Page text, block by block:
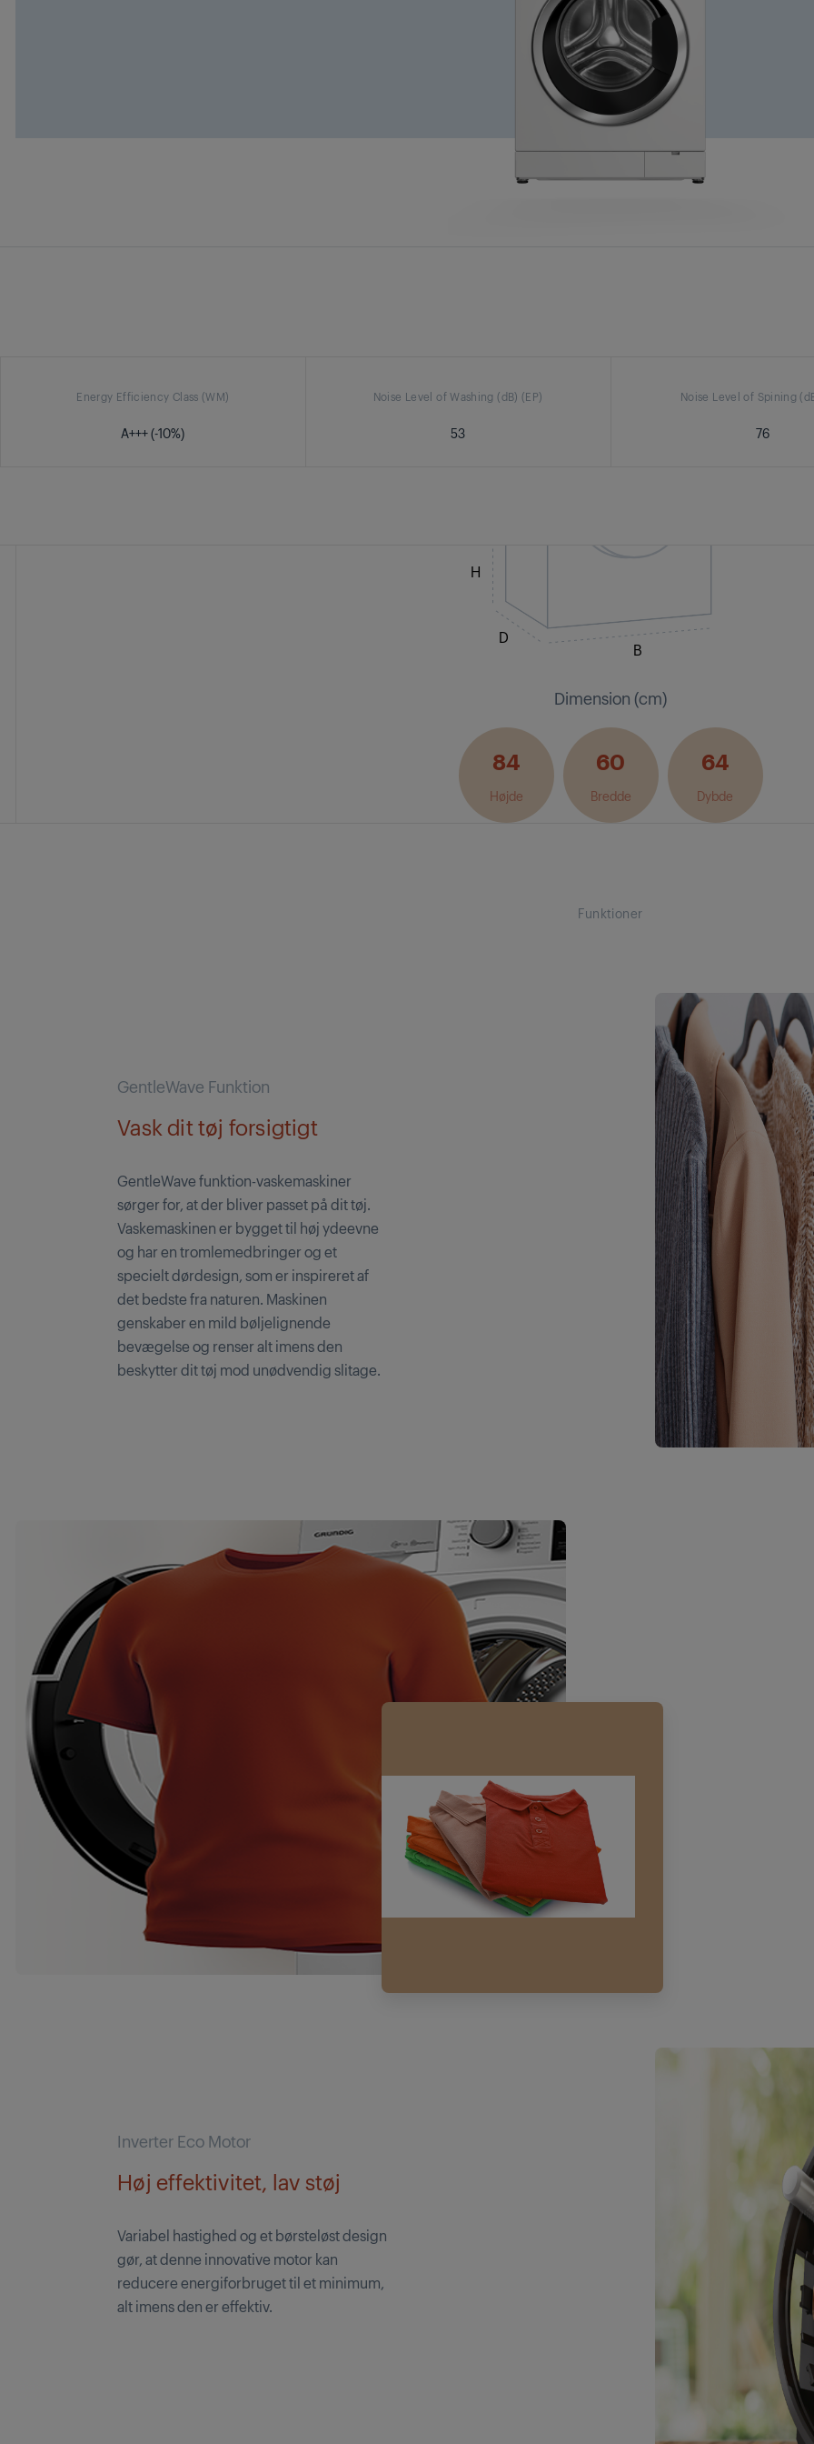
Energy Efficiency Class (WM)
A+++ (-10%)
Noise Level of Washing (dB) (EP)
53
Noise Level of Spining
76
H
D
B
Dimension (cm)
84
Højde
60
Bredde
64
Dybde
Funktioner
GentleWave Funktion
Vask dit tøj forsigtigt
GentleWave funktion-vaskemaskiner
sørger for, at der bliver passet på dit tøj.
Vaskemaskinen er bygget til høj ydeevne
og har en tromlemedbringer og et
specielt dørdesign, som er inspireret af
det bedste fra naturen. Maskinen
genskaber en mild bøljelignende
bevægelse og renser alt imens den
beskytter dit tøj mod unødvendig slitage.
Inverter Eco Motor
Høj effektivitet, lav støj
Variabel hastighed og et børsteløst design
gør, at denne innovative motor kan
reducere energiforbruget til et minimum,
alt imens den er effektiv.